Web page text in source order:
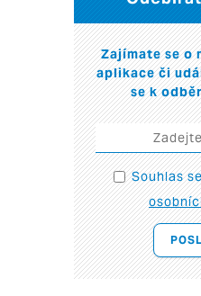
Zajímate se o
aplikace či
se k
Souhlas